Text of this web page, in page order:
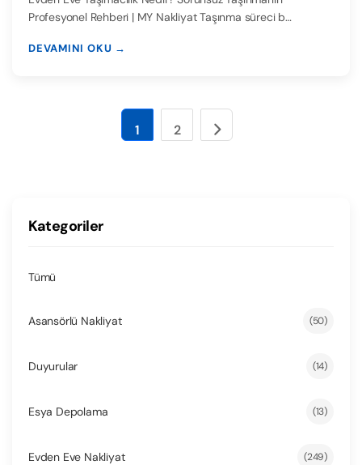
Profesyonel Rehberi | MY Nakliyat Taşınma süreci b…
DEVAMINI OKU →
1 2
Kategoriler
Tümü
Asansörlü Nakliyat (50)
Duyurular (14)
Esya Depolama (13)
Evden Eve Nakliyat (249)